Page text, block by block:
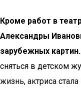
Кроме работ в
Александры
зарубежных картин.
сняться в детском
жизнь, актриса